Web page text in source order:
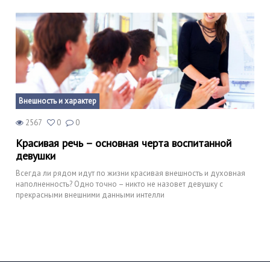
Внешность и характер
2567 0 0
Красивая речь – основная черта воспитанной
девушки
Всегда ли рядом идут по жизни красивая внешность и духовная
наполненность? Одно точно – никто не назовет девушку с
прекрасными внешними данными интелли